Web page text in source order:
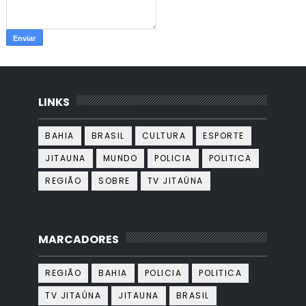
LINKS
BAHIA BRASIL CULTURA
ESPORTE
JITAUNA
MUNDO POLICIA
POLITICA
REGIÃO
SOBRE TV JITAÚNA
MARCADORES
REGIÃO BAHIA POLICIA
POLITICA
TV JITAÚNA
JITAUNA BRASIL